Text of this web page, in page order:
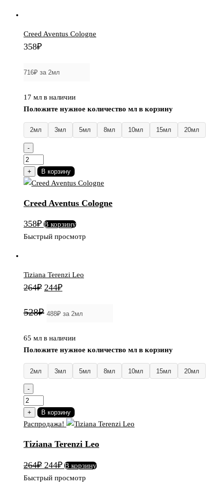
Creed Aventus Cologne
358₽
17 мл в наличии
Положите нужное количество мл в корзину
2мл 3мл 5мл 8мл 10мл 15мл 20мл
-
Количество
товара
Creed
Cologne
+ В корзину
Creed Aventus Cologne
358₽ В корзину
Быстрый просмотр
Tiziana Terenzi Leo
264₽ Первоначальная
составляла
244₽Текущая
244₽.
528₽
65 мл в наличии
Положите нужное количество мл в корзину
2мл 3мл 5мл 8мл 10мл 15мл 20мл
-
Количество
товара
Tiziana
Leo
+ В корзину
Распродажа!
Tiziana Terenzi Leo
264₽ Первоначальная
цена
244₽Текущая
цена:
В корзину
Быстрый просмотр